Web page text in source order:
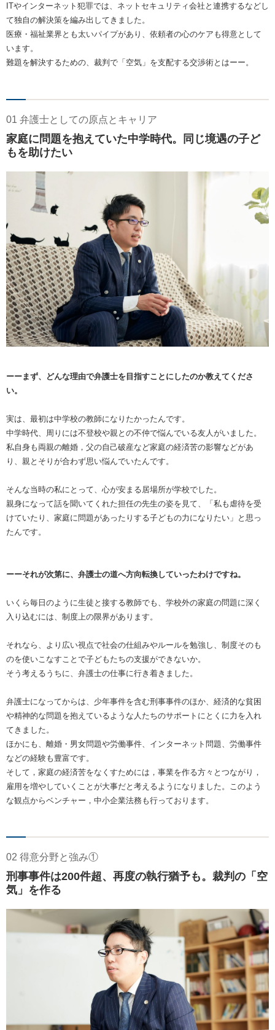
ITやインターネット犯罪では、ネットセキュリティ会社と連携するなどし
て独自の解決策を編み出してきました。
医療・福祉業界とも太いパイプがあり、依頼者の心のケアも得意として
います。
難題を解決するための、裁判で「空気」を支配する交渉術とはーー。
01 弁護士としての原点とキャリア
家庭に問題を抱えていた中学時代。同じ境遇の子ど
もを助けたい
ーーまず、どんな理由で弁護士を目指すことにしたのか教えてくださ
い。
実は、最初は中学校の教師になりたかったんです。
中学時代、周りには不登校や親との不仲で悩んでいる友人がいました。
私自身も両親の離婚，父の自己破産など家庭の経済苦の影響などがあ
り、親とそりが合わず思い悩んでいたんです。
そんな当時の私にとって、心が安まる居場所が学校でした。
親身になって話を聞いてくれた担任の先生の姿を見て、「私も虐待を受
けていたり、家庭に問題があったりする子どもの力になりたい」と思っ
たんです。
ーーそれが次第に、弁護士の道へ方向転換していったわけですね。
いくら毎日のように生徒と接する教師でも、学校外の家庭の問題に深く
入り込むには、制度上の限界があります。
それなら、より広い視点で社会の仕組みやルールを勉強し、制度そのも
のを使いこなすことで子どもたちの支援ができないか。
そう考えるうちに、弁護士の仕事に行き着きました。
弁護士になってからは、少年事件を含む刑事事件のほか、経済的な貧困
や精神的な問題を抱えているような人たちのサポートにとくに力を入れ
てきました。
ほかにも、離婚・男女問題や労働事件、インターネット問題、労働事件
などの経験も豊富です。
そして，家庭の経済苦をなくすためには，事業を作る方々とつながり，
雇用を増やしていくことが大事だと考えるようになりました。このよう
な観点からベンチャー，中小企業法務も行っております。
02 得意分野と強み①
刑事事件は200件超、再度の執行猶予も。裁判の「空
気」を作る